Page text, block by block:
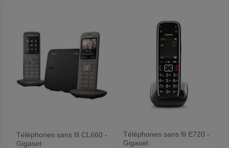
Téléphones sans fil CL660 -
Gigaset
Téléphones sans fil E720 -
Gigaset